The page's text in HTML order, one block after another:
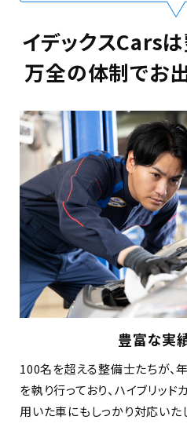
イデックスCars
万全の体制でお
豊富な実
100名を超える整備士たちが、
を執り行っており、ハイブリッ
用いた車にもしっかり対応いた